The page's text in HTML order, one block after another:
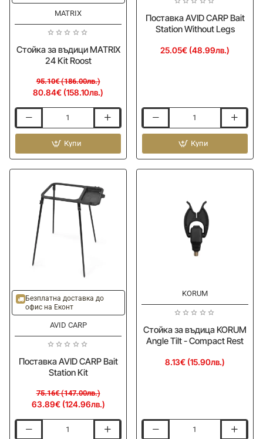
MATRIX
Стойка за въдици MATRIX
24 Kit Roost
80.84€ (158.10лв.)
95.10€ (186.00лв.)
за
MATRIX
24
Купи
Поставка AVID CARP Bait
Station Without Legs
25.05€ (48.99лв.)
AVID
Bait
Station
Купи
-15%
Безплатна доставка до
офис на Еконт
AVID CARP
Поставка AVID CARP Bait
Station Kit
63.89€ (124.96лв.)
75.16€ (147.00лв.)
KORUM
Стойка за въдица KORUM
Angle Tilt - Compact Rest
8.13€ (15.90лв.)